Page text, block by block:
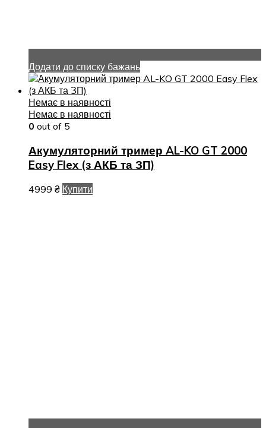
Додати до списку бажань
Немає в наявності
Немає в наявності
0 out of 5
Акумуляторний тример AL-KO GT 2000
Easy Flex (з АКБ та ЗП)
4999 ₴ Купити